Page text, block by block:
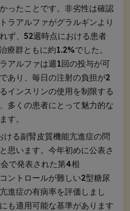
ったことです。非劣性は確認
ラアルファがグラルギンより
ず、52週時点における患者
療群ともに約1.2%でした。
アルファは週1回の投与が可
あり、毎日の注射の負担が2
インスリンの使用を制限する
多くの患者にとって魅力的な
す。
ける副腎皮質機能亢進症の問
思います。今年初めに公表さ
で発表された第4相
ントロールが難しい2型糖尿
進症の有病率を評価しまし
も適用可能な基準があります